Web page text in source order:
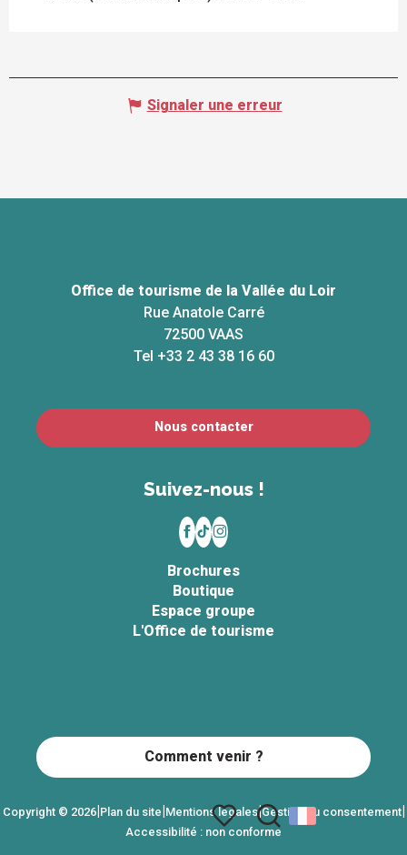
Signaler une erreur
Office de tourisme de la Vallée du Loir
Rue Anatole Carré
72500 VAAS
Tel +33 2 43 38 16 60
Nous contacter
Suivez-nous !
Brochures
Boutique
Espace groupe
L'Office de tourisme
Copyright © 2026|Plan du site|Mentions légales|Gestion du consentement|
Accessibilité : non conforme
Comment venir ?